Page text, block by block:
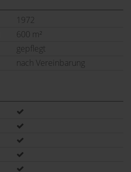
1972
600 m²
gepflegt
nach Vereinbarung